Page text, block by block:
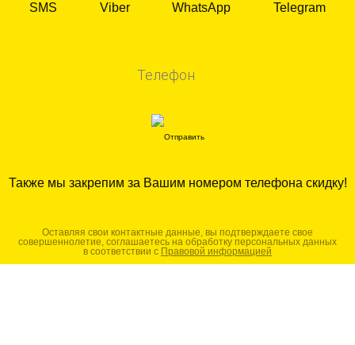
SMS Viber WhatsApp Telegram
Также мы закрепим за Вашим номером телефона скидку!
Оставляя свои контактные данные, вы подтверждаете свое
совершеннолетие, соглашаетесь на обработку персональных данных
в соответствии с Правовой информацией